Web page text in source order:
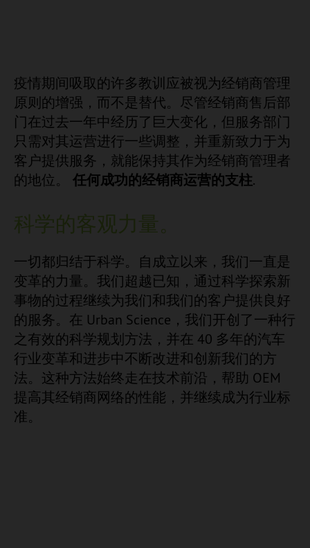
疫情期间吸取的许多教训应被视为经销商管理
原则的增强，而不是替代。尽管经销商售后部
门在过去一年中经历了巨大变化，但服务部门
只需对其运营进行一些调整，并重新致力于为
客户提供服务，就能保持其作为经销商管理者
的地位。 任何成功的经销商运营的支柱.
科学的客观力量。
一切都归结于科学。自成立以来，我们一直是
变革的力量。我们超越已知，通过科学探索新
事物的过程继续为我们和我们的客户提供良好
的服务。在 Urban Science，我们开创了一种行
之有效的科学规划方法，并在 40 多年的汽车
行业变革和进步中不断改进和创新我们的方
法。这种方法始终走在技术前沿，帮助 OEM
提高其经销商网络的性能，并继续成为行业标
准。